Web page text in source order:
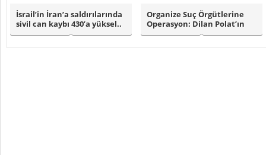
İsrail’in İran’a saldırılarında
sivil can kaybı 430’a yüksel..
Organize Suç Örgütlerine
Operasyon: Dilan Polat’ın
Korumasın..